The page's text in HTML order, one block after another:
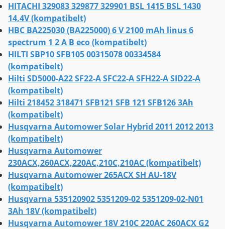
HITACHI 329083 329877 329901 BSL 1415 BSL 1430
14,4V (kompatibelt)
HBC BA225030 (BA225000) 6 V 2100 mAh linus 6
spectrum 1 2 A B eco (kompatibelt)
HILTI SBP10 SFB105 00315078 00334584
(kompatibelt)
Hilti SD5000-A22 SF22-A SFC22-A SFH22-A SID22-A
(kompatibelt)
Hilti 218452 318471 SFB121 SFB 121 SFB126 3Ah
(kompatibelt)
Husqvarna Automower Solar Hybrid 2011 2012 2013
(kompatibelt)
Husqvarna Automower
230ACX,260ACX,220AC,210C,210AC (kompatibelt)
Husqvarna Automower 265ACX SH AU-18V
(kompatibelt)
Husqvarna 535120902 5351209-02 5351209-02-N01
3Ah 18V (kompatibelt)
Husqvarna Automower 18V 210C 220AC 260ACX G2